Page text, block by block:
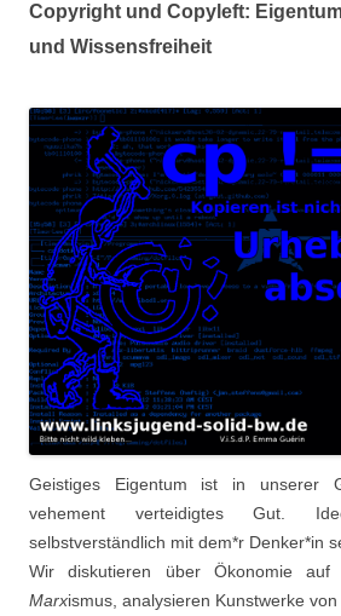
Copyright und Copyleft:
und Wissensfreiheit
Geistiges Eigentum ist in unserer
vehement verteidigtes Gut.
selbstverständlich mit dem*r Denker*in
Wir diskutieren über Ökonomie
Marxismus, analysieren Kunstwerke von